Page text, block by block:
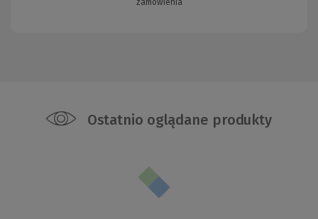
zamówienia
Ostatnio oglądane produkty